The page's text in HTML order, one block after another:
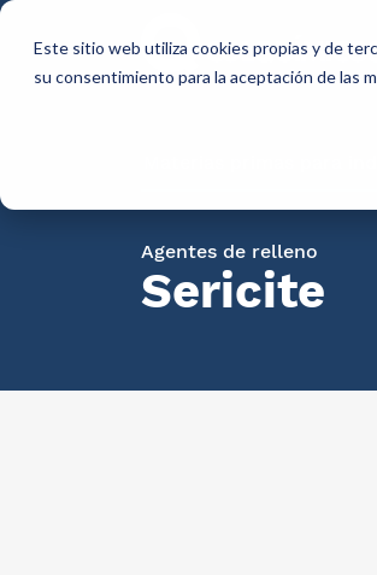
Este sitio web utiliza cookies propias y de
su consentimiento para la aceptación de las
Agentes de relleno
Sericite